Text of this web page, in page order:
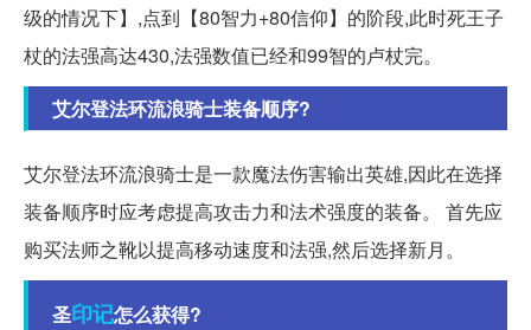
级的情况下】,点到【80智力+80信仰】的阶段,此时死王子
杖的法强高达430,法强数值已经和99智的卢杖完。
艾尔登法环流浪骑士装备顺序?
艾尔登法环流浪骑士是一款魔法伤害输出英雄,因此在选择
装备顺序时应考虑提高攻击力和法术强度的装备。 首先应
购买法师之靴以提高移动速度和法强,然后选择新月。
圣印记怎么获得?